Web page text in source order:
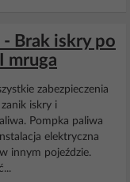
- Brak iskry po
mruga
zabezpieczenia
iskry i
Pompka paliwa
elektryczna
innym pojeździe.